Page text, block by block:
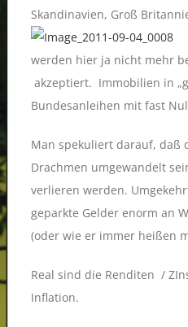
Skandinavien, Groß
werden hier ja nicht mehr
akzeptiert. Immobilien in
Bundesanleihen mit fast
Man spekuliert darauf, daß
Drachmen umgewandelt
verlieren werden.
geparkte Gelder enorm an
(oder wie er immer heißen
Real sind die Renditen /
Inflation.